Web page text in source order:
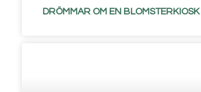
DRÖMMAR OM EN BLOMSTERKIOSK